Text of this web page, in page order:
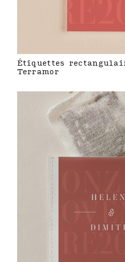
Étiquettes
Terramor